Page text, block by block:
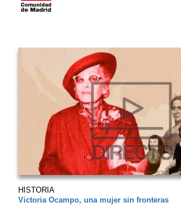
HISTORIA
Victoria Ocampo, una mujer sin fronteras